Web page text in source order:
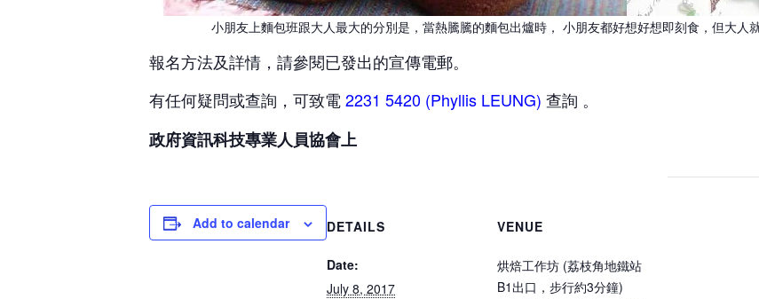
小朋友上麵包班跟大人最大的分別是，當熱騰騰的麵包出爐時， 小朋友都好想好想即刻食，但大人
報名方法及詳情，請參閱已發出的宣傳電郵。
有任何疑問或查詢，可致電 2231 5420 (Phyllis LEUNG) 查詢 。
政府資訊科技專業人員協會上
Add to calendar DETAILS
Date:
July 8, 2017
VENUE
烘焙工作坊 (荔枝角地鐵站
B1出口，步行約3分鐘)